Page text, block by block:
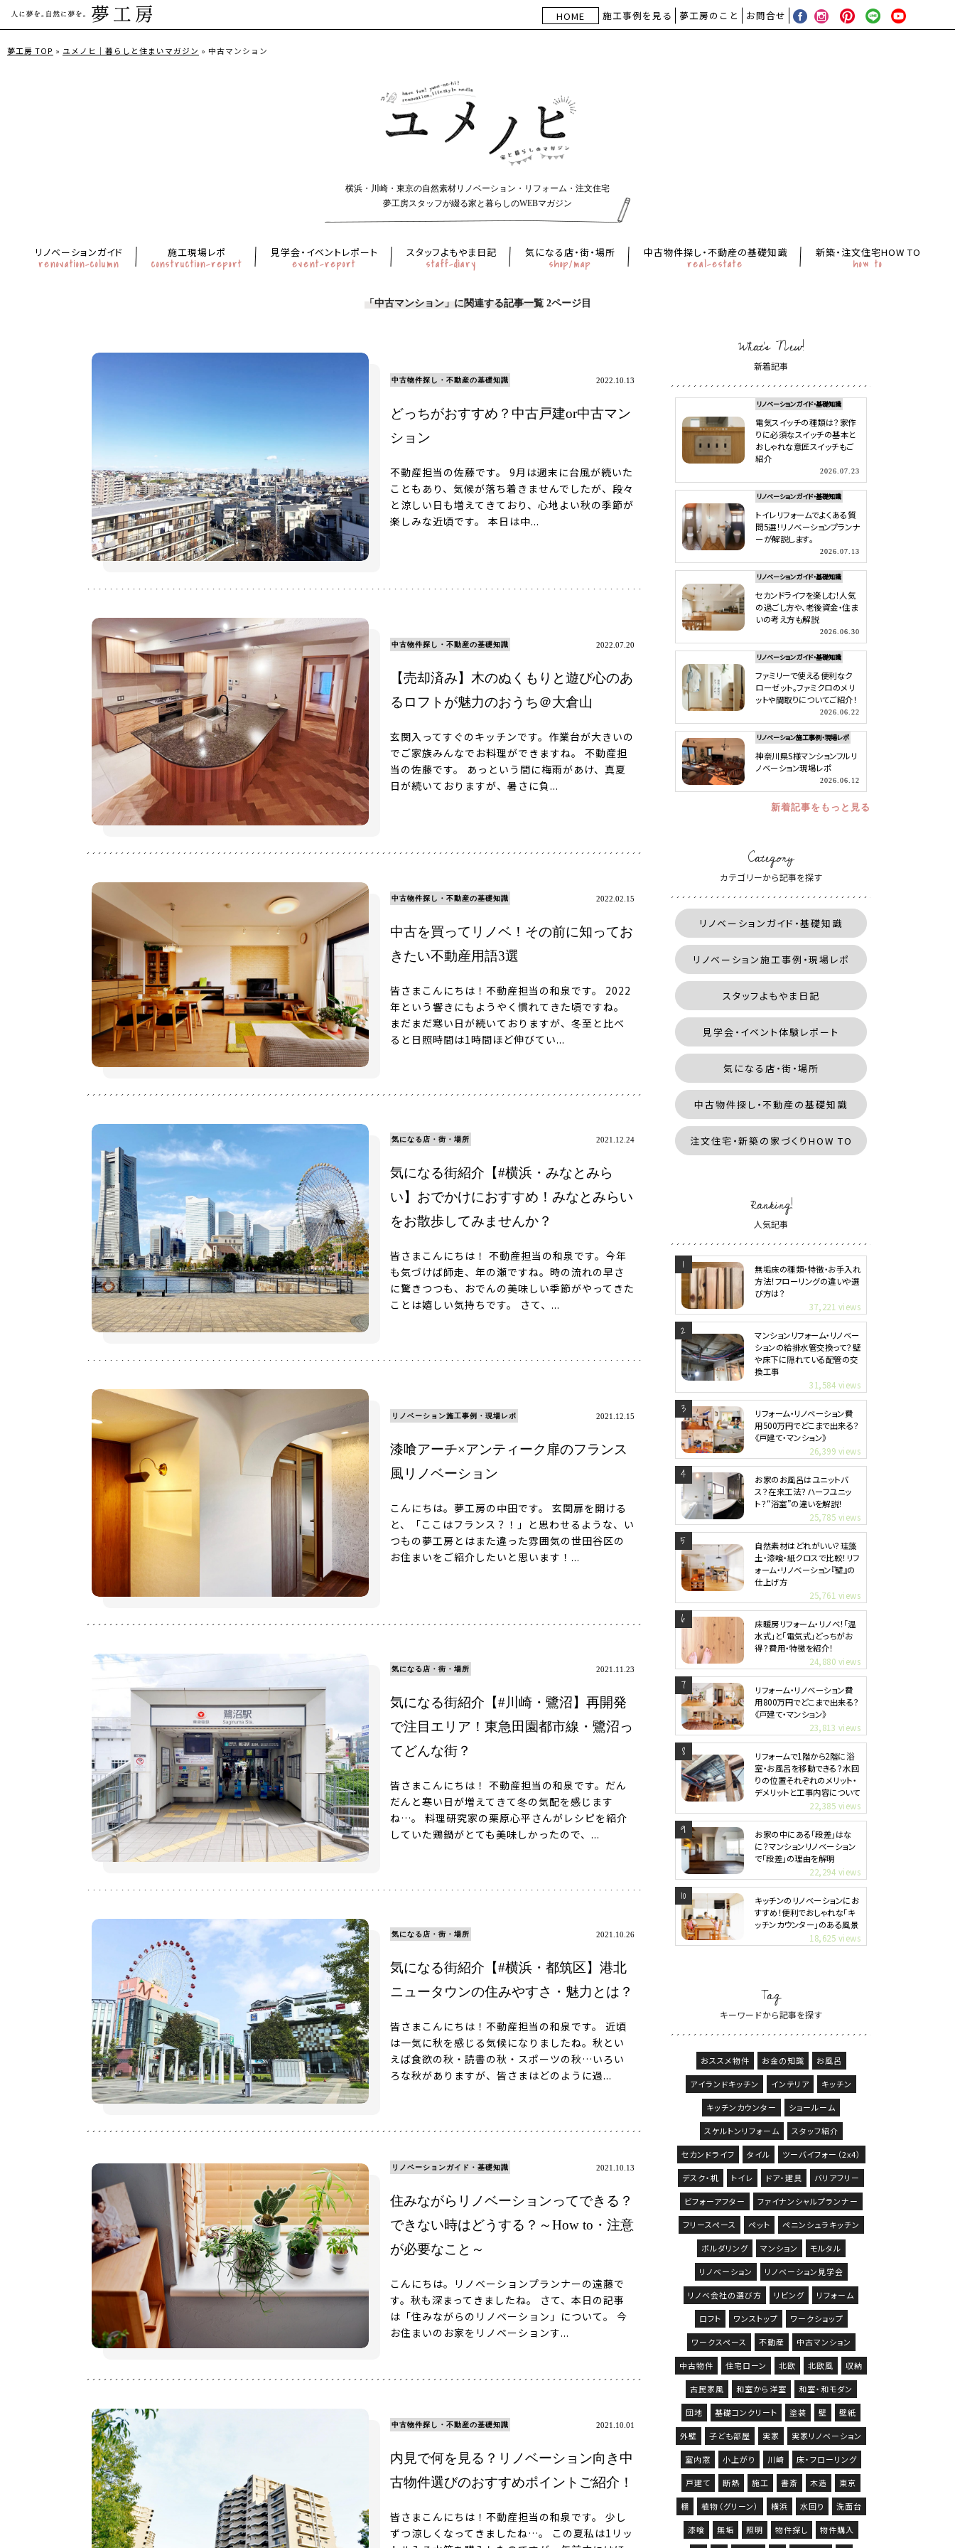
HOME 施工事例を見る 夢工房のこと お問合せ
夢工房 TOP » ユメノヒ｜暮らしと住まいマガジン » 中古マンション
横浜・川崎・東京の自然素材リノベーション・リフォーム・注文住宅
夢工房スタッフが綴る家と暮らしのWEBマガジン
リノベーションガイド
renovation-column
施工現場レポ
construction-report
見学会・イベントレポート
event-report
スタッフよもやま日記
staff-diary
気になる店・街・場所
shop/map
中古物件探し・不動産の基礎知識
real-estate
新築・注文住宅HOW TO
how to
「中古マンション」に関連する記事一覧2ページ目
中古物件探し・不動産の基礎知識 2022.10.13
どっちがおすすめ？中古戸建or中古マン
ション
不動産担当の佐藤です。 9月は週末に台風が続いた
こともあり、気候が落ち着きませんでしたが、段々
と涼しい日も増えてきており、心地よい秋の季節が
楽しみな近頃です。 本日は中...
中古物件探し・不動産の基礎知識 2022.07.20
【売却済み】木のぬくもりと遊び心のあ
るロフトが魅力のおうち＠大倉山
玄関入ってすぐのキッチンです。作業台が大きいの
でご家族みんなでお料理ができますね。 不動産担
当の佐藤です。 あっという間に梅雨があけ、真夏
日が続いておりますが、暑さに負...
中古物件探し・不動産の基礎知識 2022.02.15
中古を買ってリノベ！その前に知ってお
きたい不動産用語3選
皆さまこんにちは！不動産担当の和泉です。 2022
年という響きにもようやく慣れてきた頃ですね。
まだまだ寒い日が続いておりますが、冬至と比べ
ると日照時間は1時間ほど伸びてい...
気になる店・街・場所 2021.12.24
気になる街紹介【#横浜・みなとみら
い】おでかけにおすすめ！みなとみらい
をお散歩してみませんか？
皆さまこんにちは！ 不動産担当の和泉です。今年
も気づけば師走、年の瀬ですね。時の流れの早さ
に驚きつつも、おでんの美味しい季節がやってきた
ことは嬉しい気持ちです。 さて、...
リノベーション施工事例・現場レポ 2021.12.15
漆喰アーチ×アンティーク扉のフランス
風リノベーション
こんにちは。夢工房の中田です。 玄関扉を開ける
と、「ここはフランス？！」と思わせるような、い
つもの夢工房とはまた違った雰囲気の世田谷区の
お住まいをご紹介したいと思います！...
気になる店・街・場所 2021.11.23
気になる街紹介【#川崎・鷺沼】再開発
で注目エリア！東急田園都市線・鷺沼っ
てどんな街？
皆さまこんにちは！ 不動産担当の和泉です。だん
だんと寒い日が増えてきて冬の気配を感じます
ね…。 料理研究家の栗原心平さんがレシピを紹介
していた鶏鍋がとても美味しかったので、...
気になる店・街・場所 2021.10.26
気になる街紹介【#横浜・都筑区】港北
ニュータウンの住みやすさ・魅力とは？
皆さまこんにちは！不動産担当の和泉です。 近頃
は一気に秋を感じる気候になりましたね。秋とい
えば食欲の秋・読書の秋・スポーツの秋…いろい
ろな秋がありますが、皆さまはどのように過...
リノベーションガイド・基礎知識 2021.10.13
住みながらリノベーションってできる？
できない時はどうする？～How to・注意
が必要なこと～
こんにちは。リノベーションプランナーの遠藤で
す。秋も深まってきましたね。 さて、本日の記事
は「住みながらのリノベーション」について。 今
お住まいのお家をリノベーションす...
中古物件探し・不動産の基礎知識 2021.10.01
内見で何を見る？リノベーション向き中
古物件選びのおすすめポイントご紹介！
皆さまこんにちは！不動産担当の和泉です。 少し
ずつ涼しくなってきましたね…。 この夏私は1リッ
What’s New!
新着記事
リノベーションガイド・基礎知識
電気スイッチの種類は？家作
りに必須なスイッチの基本と
おしゃれな意匠スイッチもご
紹介
2026.07.23
リノベーションガイド・基礎知識
トイレリフォームでよくある質
問5選！リノベーションプランナ
ーが解説します。
2026.07.13
リノベーションガイド・基礎知識
セカンドライフを楽しむ！人気
の過ごし方や、老後資金・住ま
いの考え方も解説
2026.06.30
リノベーションガイド・基礎知識
ファミリーで使える便利なク
ローゼット。ファミクロのメリ
ットや間取りについてご紹介！
2026.06.22
リノベーション施工事例・現場レポ
神奈川県S様マンションフルリ
ノベーション現場レポ
2026.06.12
新着記事をもっと見る
Category
カテゴリーから記事を探す
リノベーションガイド・基礎知識
リノベーション施工事例・現場レポ
スタッフよもやま日記
見学会・イベント体験レポート
気になる店・街・場所
中古物件探し・不動産の基礎知識
注文住宅・新築の家づくりHOW TO
Ranking!
人気記事
無垢床の種類・特徴・お手入れ
方法！フローリングの違いや選
び方は？
37,221 views
マンションリフォーム・リノベー
ションの給排水管交換って？壁
や床下に隠れている配管の交
換工事
31,584 views
リフォーム・リノベーション費
用500万円でどこまで出来る？
《戸建て・マンション》
26,399 views
お家のお風呂はユニットバ
ス？在来工法？ハーフユニッ
ト？“浴室”の違いを解説！
25,785 views
自然素材はどれがいい？珪藻
土・漆喰・紙クロスで比較！リフ
ォーム・リノベーション『壁』の
仕上げ方
25,761 views
床暖房リフォーム・リノベ！「温
水式」と「電気式」どっちがお
得？費用・特徴を紹介！
24,880 views
リフォーム・リノベーション費
用800万円でどこまで出来る？
《戸建て・マンション》
23,813 views
リフォームで1階から2階に浴
室・お風呂を移動できる？水回
りの位置それぞれのメリット・
デメリットと工事内容について
22,385 views
お家の中にある「段差」はな
に？マンションリノベーション
で「段差」の理由を解明
22,294 views
キッチンのリノベーションにお
すすめ！便利でおしゃれな「キ
ッチンカウンター」のある風景
18,625 views
Tag
キーワードから記事を探す
おススメ物件 お金の知識 お風呂
アイランドキッチン インテリア キッチン
キッチンカウンター ショールーム
スケルトンリフォーム スタッフ紹介
セカンドライフ タイル ツーバイフォー（2x4）
デスク・机 トイレ ドア・建具 バリアフリー
ビフォーアフター ファイナンシャルプランナー
フリースペース ペット ペニンシュラキッチン
ボルダリング マンション モルタル
リノベーション リノベーション見学会
リノベ会社の選び方 リビング リフォーム
ロフト ワンストップ ワークショップ
ワークスペース 不動産 中古マンション
中古物件 住宅ローン 北欧 北欧風 収納
古民家風 和室から洋室 和室・和モダン
団地 基礎コンクリート 塗装 壁 壁紙
外壁 子ども部屋 実家 実家リノベーション
室内窓 小上がり 川崎 床・フローリング
戸建て 断熱 施工 書斎 木造 東京
棚 植物（グリーン） 横浜 水回り 洗面台
漆喰 無垢 照明 物件探し 物件購入